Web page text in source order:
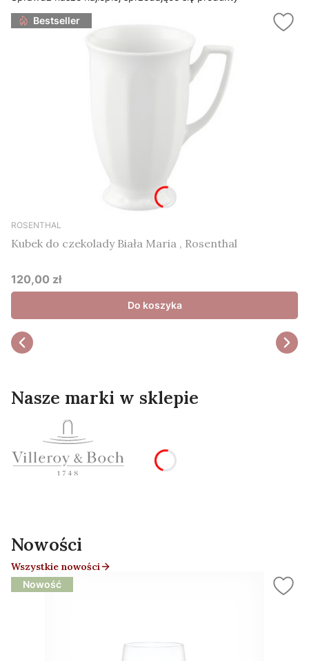
Bestseller
ROSENTHAL
Kubek do czekolady Biała Maria , Rosenthal
Cena
120,00 zł
Do koszyka
Nasze marki w sklepie
Nowości
Wszystkie nowości
Nowość